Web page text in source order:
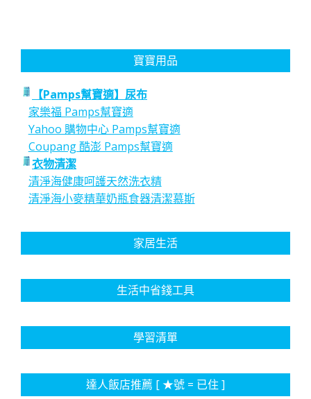
寶寶用品
【Pamps幫寶適】尿布
家樂福 Pamps幫寶適
Yahoo 購物中心 Pamps幫寶適
Coupang 酷澎 Pamps幫寶適
衣物清潔
清淨海健康呵護天然洗衣精
清淨海小麥精華奶瓶食器清潔慕斯
家居生活
生活中省錢工具
學習清單
達人飯店推薦 [ ★號 = 已住 ]